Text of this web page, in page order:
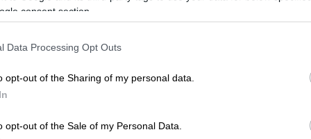
consent section.
Data Processing Opt Outs
opt-out of the Sharing of my personal data.
opt-out of the Sale of my Personal Data.
Τρίτης στην παρουσίαση του νέου
Βασιλόπουλοςμίλησε στην κάμερα
χαρακτήρισε ως μέντορά του.
πριν πάρω αυτή την
τονΘανάση Ευθυμιάδη